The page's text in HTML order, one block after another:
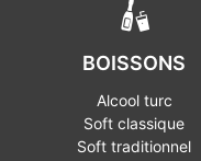
BOISSONS
Alcool turc
Soft classique
Soft traditionnel